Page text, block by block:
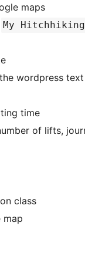
maps
My
wordpress
time
of lifts,
class
map